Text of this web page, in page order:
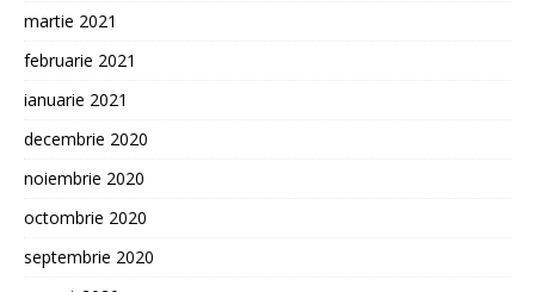
martie 2021
februarie 2021
ianuarie 2021
decembrie 2020
noiembrie 2020
octombrie 2020
septembrie 2020